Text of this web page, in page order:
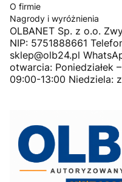
O firmie
Nagrody i wyróżnienia
OLBANET Sp. z o.o.
NIP: 5751888661
sklep@olb24.pl
otwarcia: Poniedziałek
09:00-13:00 Niedziela: